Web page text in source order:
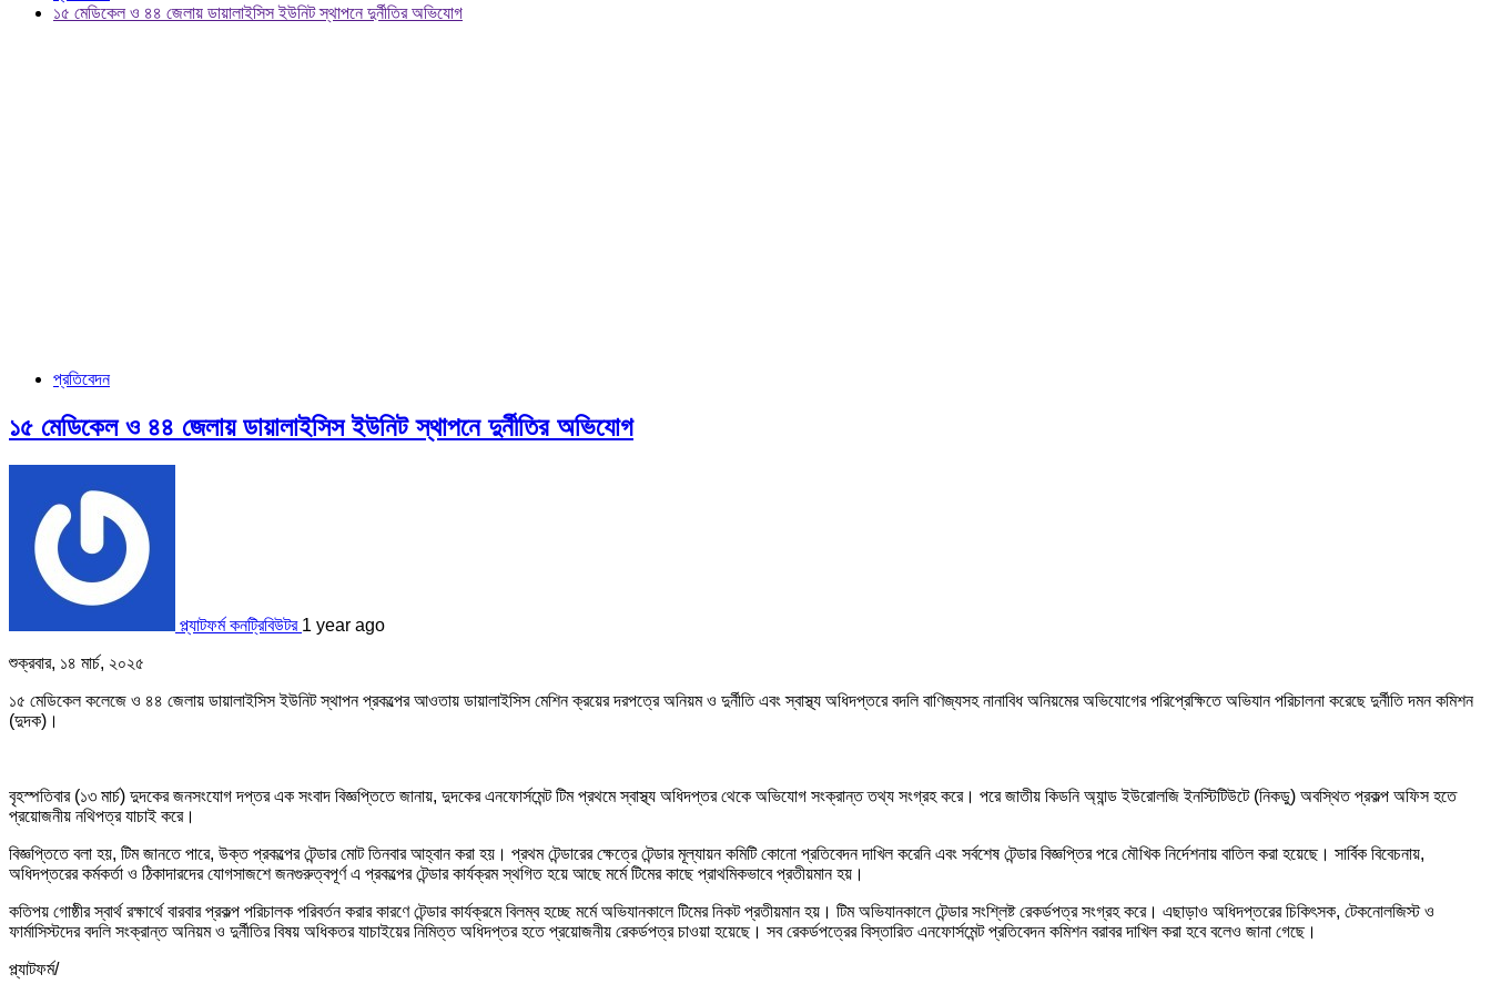
১৫ মেডিকেল ও ৪৪ জেলায় ডায়ালাইসিস ইউনিট স্থাপনে দুর্নীতির অভিযোগ
প্রতিবেদন
১৫ মেডিকেল ও ৪৪ জেলায় ডায়ালাইসিস ইউনিট স্থাপনে দুর্নীতির অভিযোগ
প্ল্যাটফর্ম কনট্রিবিউটর 1 year ago
শুক্রবার, ১৪ মার্চ, ২০২৫
১৫ মেডিকেল কলেজে ও ৪৪ জেলায় ডায়ালাইসিস ইউনিট স্থাপন প্রকল্পের আওতায় ডায়ালাইসিস মেশিন ক্রয়ের দরপত্রে অনিয়ম ও দুর্নীতি এবং স্বাস্থ্য অধিদপ্তরে বদলি বাণিজ্যসহ নানাবিধ অনিয়মের অভিযোগের পরিপ্রেক্ষিতে অভিযান পরিচালনা করেছে দুর্নীতি দমন কমিশন
(দুদক)।
বৃহস্পতিবার (১৩ মার্চ) দুদকের জনসংযোগ দপ্তর এক সংবাদ বিজ্ঞপ্তিতে জানায়, দুদকের এনফোর্সমেন্ট টিম প্রথমে স্বাস্থ্য অধিদপ্তর থেকে অভিযোগ সংক্রান্ত তথ্য সংগ্রহ করে। পরে জাতীয় কিডনি অ্যান্ড ইউরোলজি ইনস্টিটিউটে (নিকডু) অবস্থিত প্রকল্প অফিস হতে
প্রয়োজনীয় নথিপত্র যাচাই করে।
বিজ্ঞপ্তিতে বলা হয়, টিম জানতে পারে, উক্ত প্রকল্পের টেন্ডার মোট তিনবার আহ্বান করা হয়। প্রথম টেন্ডারের ক্ষেত্রে টেন্ডার মূল্যায়ন কমিটি কোনো প্রতিবেদন দাখিল করেনি এবং সর্বশেষ টেন্ডার বিজ্ঞপ্তির পরে মৌখিক নির্দেশনায় বাতিল করা হয়েছে। সার্বিক বিবেচনায়,
অধিদপ্তরের কর্মকর্তা ও ঠিকাদারদের যোগসাজশে জনগুরুত্বপূর্ণ এ প্রকল্পের টেন্ডার কার্যক্রম স্থগিত হয়ে আছে মর্মে টিমের কাছে প্রাথমিকভাবে প্রতীয়মান হয়।
কতিপয় গোষ্ঠীর স্বার্থ রক্ষার্থে বারবার প্রকল্প পরিচালক পরিবর্তন করার কারণে টেন্ডার কার্যক্রমে বিলম্ব হচ্ছে মর্মে অভিযানকালে টিমের নিকট প্রতীয়মান হয়। টিম অভিযানকালে টেন্ডার সংশ্লিষ্ট রেকর্ডপত্র সংগ্রহ করে। এছাড়াও অধিদপ্তরের চিকিৎসক, টেকনোলজিস্ট ও
ফার্মাসিস্টদের বদলি সংক্রান্ত অনিয়ম ও দুর্নীতির বিষয় অধিকতর যাচাইয়ের নিমিত্ত অধিদপ্তর হতে প্রয়োজনীয় রেকর্ডপত্র চাওয়া হয়েছে। সব রেকর্ডপত্রের বিস্তারিত এনফোর্সমেন্ট প্রতিবেদন কমিশন বরাবর দাখিল করা হবে বলেও জানা গেছে।
প্ল্যাটফর্ম/